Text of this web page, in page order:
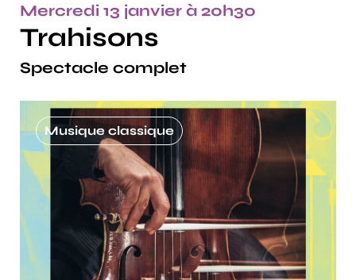
Mercredi 13 janvier à 20h30
Trahisons
Spectacle complet
Musique classique